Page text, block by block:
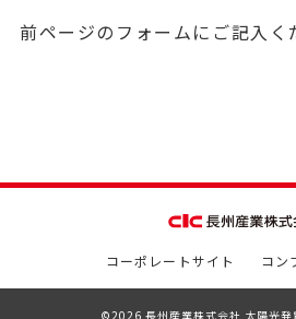
前ページのフォームにご記入く
コーポレートサイト コン
©2026 長州産業株式会社 太陽光発